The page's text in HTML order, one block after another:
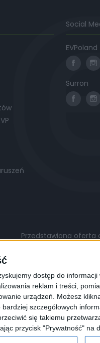
dostęp do
reklam i treści,
urządzeń. Możesz
szczegółowych
się takiemu
przycisk "Prywatność" na
Social
EVPoland
Surron
Przedstawiona
prywatności
z naszej
statystycznych. W